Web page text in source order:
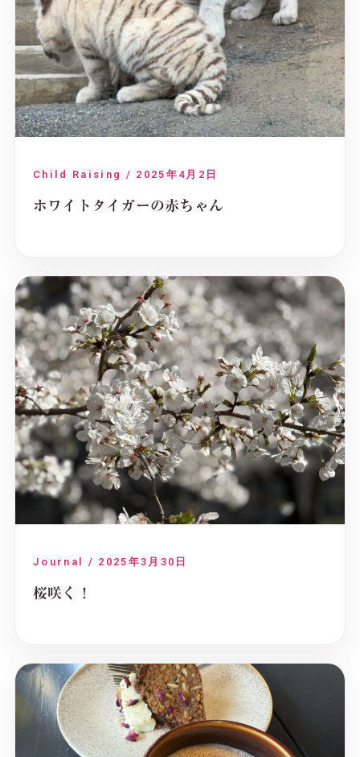
Child Raising / 2025年4月2日
ホワイトタイガーの赤ちゃん
Journal / 2025年3月30日
桜咲く！